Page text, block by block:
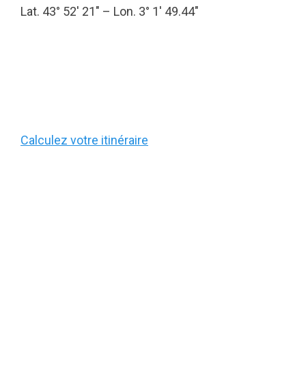
Lat. 43° 52′ 21″ – Lon. 3° 1′ 49.44″
Calculez votre itinéraire